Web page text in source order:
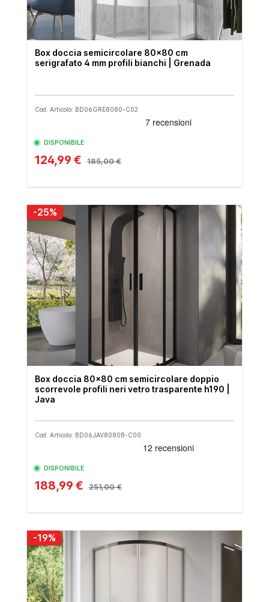
Box doccia semicircolare 80x80 cm
serigrafato 4 mm profili bianchi | Grenada
Cod. Articolo: BD06GRE8080-C02
DISPONIBILE
124,99 € 185,00 €
-25%
Box doccia 80x80 cm semicircolare doppio
scorrevole profili neri vetro trasparente h190 |
Java
Cod. Articolo: BD06JAV8080B-C00
DISPONIBILE
188,99 € 251,00 €
-19%